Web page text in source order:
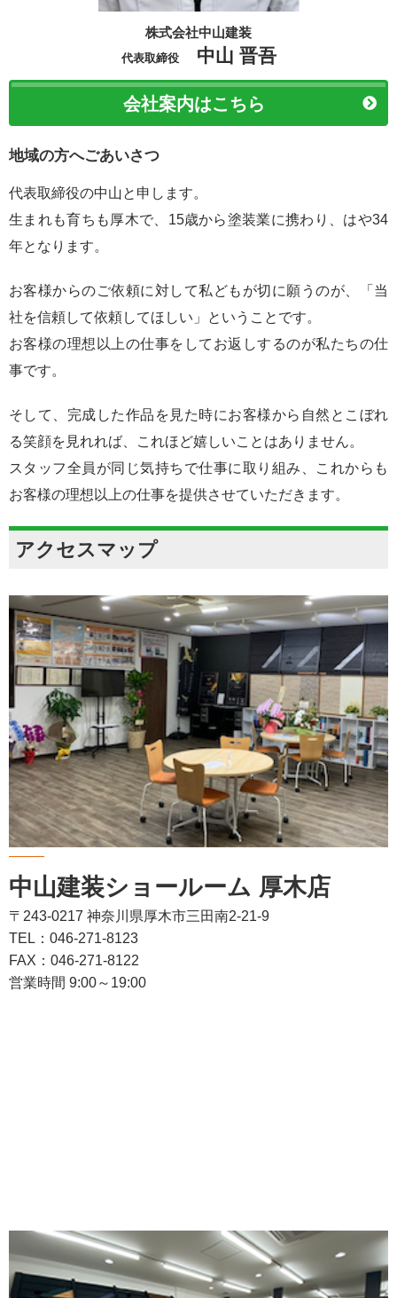
株式会社中山建装
代表取締役 中山 晋吾
会社案内はこちら
地域の方へごあいさつ
代表取締役の中山と申します。
生まれも育ちも厚木で、15歳から塗装業に携わり、はや34
年となります。
お客様からのご依頼に対して私どもが切に願うのが、「当
社を信頼して依頼してほしい」ということです。
お客様の理想以上の仕事をしてお返しするのが私たちの仕
事です。
そして、完成した作品を見た時にお客様から自然とこぼれ
る笑顔を見れれば、これほど嬉しいことはありません。
スタッフ全員が同じ気持ちで仕事に取り組み、これからも
お客様の理想以上の仕事を提供させていただきます。
アクセスマップ
中山建装ショールーム 厚木店
〒243-0217 神奈川県厚木市三田南2-21-9
TEL：046-271-8123
FAX：046-271-8122
営業時間 9:00～19:00